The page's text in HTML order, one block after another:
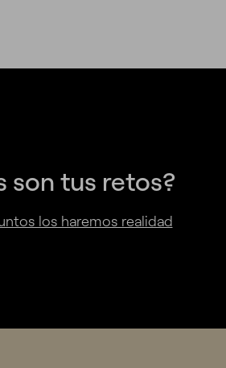
son tus retos?
los haremos realidad